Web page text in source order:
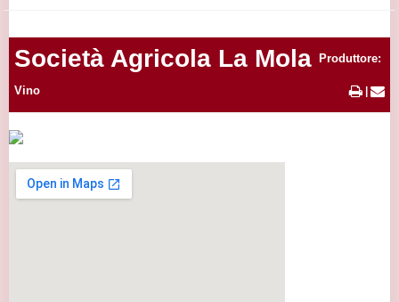
Società Agricola La Mola Produttore:
Vino |